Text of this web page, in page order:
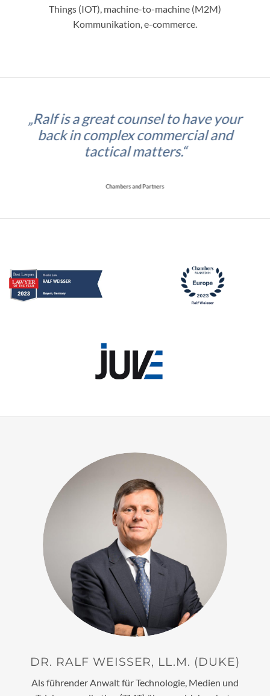
Things (IOT), machine-to-machine (M2M)
Kommunikation, e-commerce.
„Ralf is a great counsel to have your
back in complex commercial and
tactical matters.“
Chambers and Partners
DR. RALF WEISSER, LL.M. (DUKE)
Als führender Anwalt für Technologie, Medien und